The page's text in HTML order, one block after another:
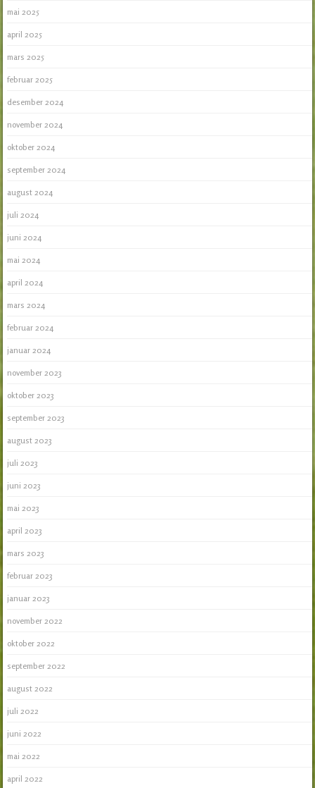
mai 2025
april 2025
mars 2025
februar 2025
desember 2024
november 2024
oktober 2024
september 2024
august 2024
juli 2024
juni 2024
mai 2024
april 2024
mars 2024
februar 2024
januar 2024
november 2023
oktober 2023
september 2023
august 2023
juli 2023
juni 2023
mai 2023
april 2023
mars 2023
februar 2023
januar 2023
november 2022
oktober 2022
september 2022
august 2022
juli 2022
juni 2022
mai 2022
april 2022